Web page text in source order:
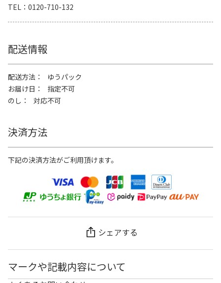
TEL
0120-710-132
配送情報
配送方法
ゆうパック
お届け日
指定不可
のし
対応不可
決済方法
下記の決済方法がご利用頂けます。
シェアする
マークや記載内容について